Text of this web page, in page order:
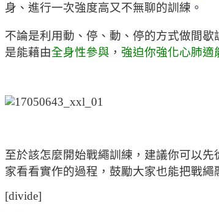
身、進行一次強度高又不無聊的訓練。
不論是利用動、停、動、停的方式做間
是能藉由全身性參與 ， 強迫你強化心肺適
至於該怎麼開始戰繩訓練，建議你可以
家看看實作的過程，鼓勵大家也能把戰繩
[divide]